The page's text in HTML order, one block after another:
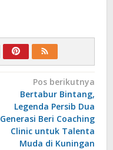
Pos berikutnya
Bertabur Bintang,
Legenda Persib Dua
Generasi Beri Coaching
Clinic untuk Talenta
Muda di Kuningan